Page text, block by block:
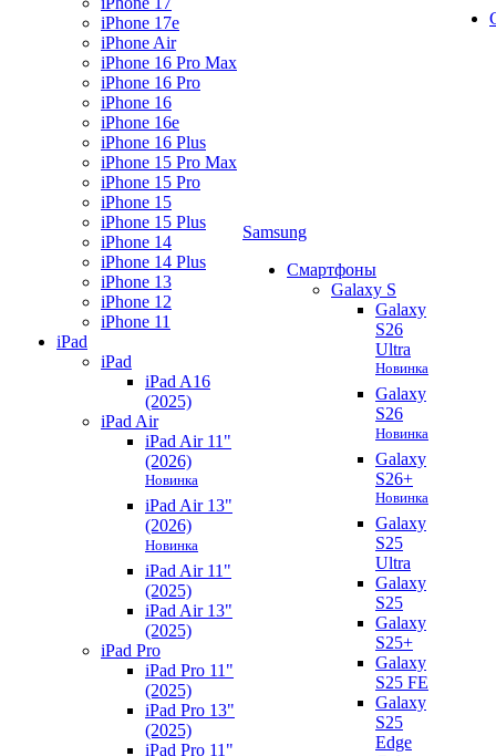
iPhone 17e
iPhone Air
iPhone 16 Pro Max
iPhone 16 Pro
iPhone 16
iPhone 16e
iPhone 16 Plus
iPhone 15 Pro Max
iPhone 15 Pro
iPhone 15
iPhone 15 Plus
iPhone 14
iPhone 14 Plus
iPhone 13
iPhone 12
iPhone 11
iPad
iPad
iPad A16
(2025)
iPad Air
iPad Air 11"
(2026)
Новинка
iPad Air 13"
(2026)
Новинка
iPad Air 11"
(2025)
iPad Air 13"
(2025)
iPad Pro
iPad Pro 11"
(2025)
iPad Pro 13"
(2025)
iPad Pro 11"
Samsung
Смартфоны
Galaxy S
Galaxy
S26
Ultra
Новинка
Galaxy
S26
Новинка
Galaxy
S26+
Новинка
Galaxy
S25
Ultra
Galaxy
S25
Galaxy
S25+
Galaxy
S25 FE
Galaxy
S25
Edge